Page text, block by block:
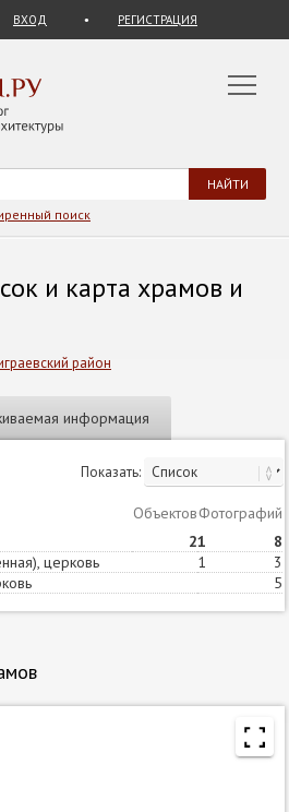
ВХОД РЕГИСТРАЦИЯ
поиск
и карта храмов и
район
информация
Показать:
ОбъектовСтатей
Фотографий
21 8
церковь 1 3
5